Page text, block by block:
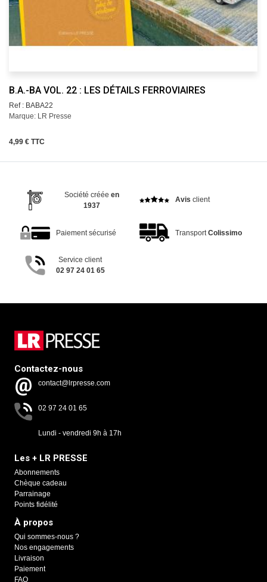
B.A.-BA VOL. 22 : LES DÉTAILS FERROVIAIRES
Ref : BABA22
Marque: LR Presse
4,99 € TTC
Société créée en
1937
Avis client
Paiement sécurisé Transport Colissimo
Service client
02 97 24 01 65
Contactez-nous
contact@lrpresse.com
02 97 24 01 65
Lundi - vendredi 9h à 17h
Les + LR PRESSE
Abonnements
Chèque cadeau
Parrainage
Points fidélité
À propos
Qui sommes-nous ?
Nos engagements
Livraison
Paiement
FAQ